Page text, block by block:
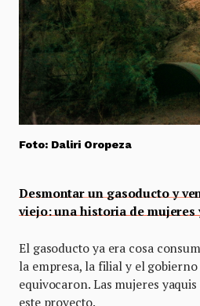
Foto: Daliri Oropeza
Desmontar un gasoducto y
viejo: una historia de mujeres
El gasoducto ya era cosa
la empresa, la filial y el gobierno
equivocaron. Las mujeres
este proyecto.